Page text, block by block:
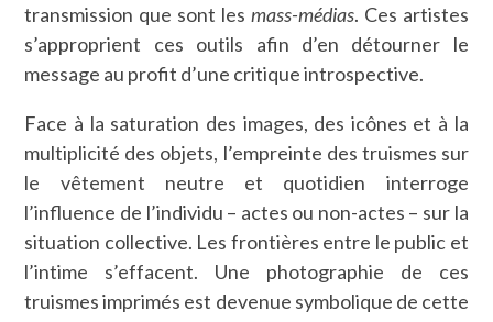
transmission que sont les mass-médias. Ces artistes
s’approprient ces outils afin d’en détourner le
message au profit d’une critique introspective.
Face à la saturation des images, des icônes et à la
multiplicité des objets, l’empreinte des truismes sur
le vêtement neutre et quotidien interroge
l’influence de l’individu – actes ou non-actes – sur la
situation collective. Les frontières entre le public et
l’intime s’effacent. Une photographie de ces
truismes imprimés est devenue symbolique de cette